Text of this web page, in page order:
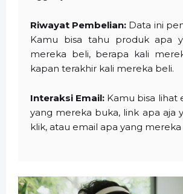
Riwayat Pembelian: Data ini
Kamu bisa tahu produk apa
mereka beli, berapa kali
kapan terakhir kali mereka beli.
Interaksi Email: Kamu bisa lihat
yang mereka buka, link apa aja
klik, atau email apa yang mereka